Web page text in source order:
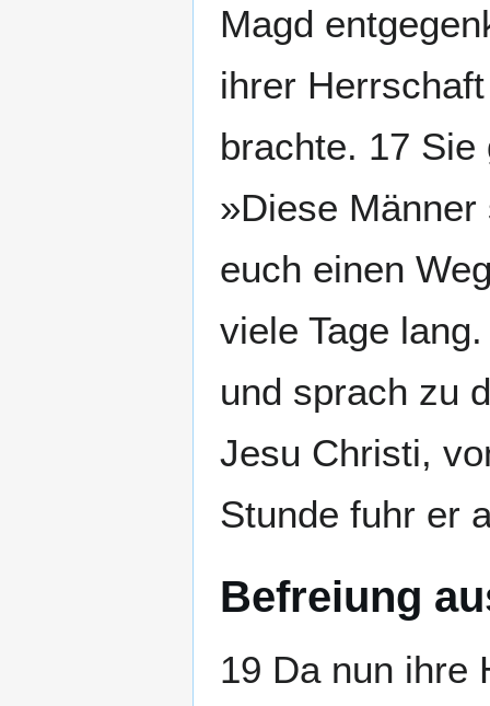
Magd
ihrer
brachte. 17
»Diese
euch einen
viele Tage
und sprach zu
Jesu Christi,
Stunde fuhr er
Befreiung
19 Da nun ihre